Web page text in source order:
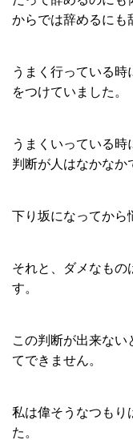
からでは辞めるにも
うまく行っている時
をつけていました。
うまくいっている
判断が人はなかなか
下り坂になってから
それと、ダメなもの
す。
この判断が出来ない
てできません。
私は偉そうなつもり
た。